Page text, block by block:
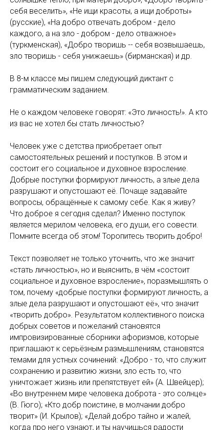
себя веселить», «Не ищи красоты, а ищи доброты»
(русские), «На добро отвечать добром - дело
каждого, а на зло - добром - дело отважное»
(туркменская), «Добро творишь -- себя возвышаешь,
зло творишь - себя унижаешь» (бирманская) и др.
В 8-м классе мы пишем следующий диктант с
грамматическим заданием.
Не о каждом человеке говорят: «Это личность!». А кто
из вас не хотел бы стать личностью?
Человек уже с детства приобретает опыт
самостоятельных решений и поступков. В этом и
состоит его социальное и духовное взросление.
Добрые поступки формируют личность, а злые дела
разрушают и опустошают её. Почаще задавайте
вопросы, обращённые к самому себе. Как я живу?
Что доброе я сегодня сделал? Именно поступок
является мерилом человека, его души, его совести.
Помните всегда об этом! Торопитесь творить добро!
Текст позволяет не только уточнить, что же значит
«стать личностью», но и выяснить, в чём «состоит
социальное и духовное взросление», поразмышлять о
том, почему «добрые поступки формируют личность, а
злые дела разрушают и опустошают её», что значит
«творить добро». Результатом коллективного поиска
добрых советов и пожеланий становятся
импровизированные сборники афоризмов, которые
приглашают к серьёзным размышлениям, становятся
темами для устных сочинений: «Добро - то, что служит
сохранению и развитию жизни, зло есть то, что
уничтожает жизнь или препятствует ей» (А. Швейцер);
«Во внутреннем мире человека доброта - это солнце»
(В. Гюго); «Кто добр поистине, в молчании добро
творит» (И. Крылов); «Делай добро тайно и жалей,
когда про него узнают, и ты научишься радости